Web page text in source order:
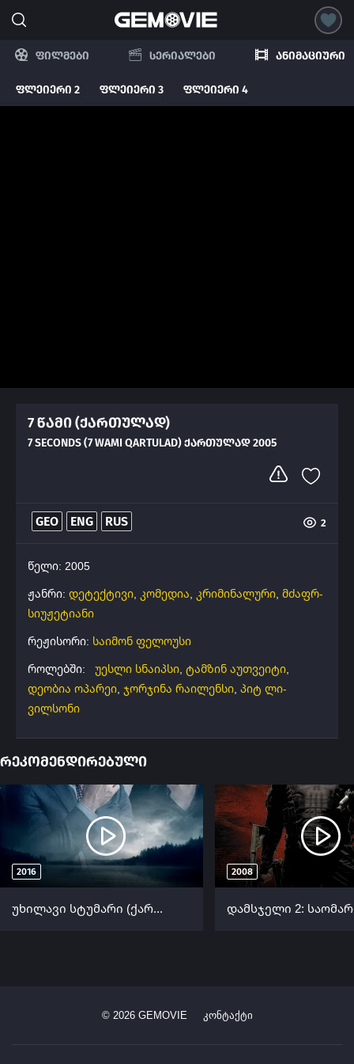
ფილმები სერიალები ანიმაციური
ფლეიერი 2 ფლეიერი 3 ფლეიერი 4
7 წამი (ქართულად)
7 SECONDS (7 WAMI QARTULAD) ᲥᲐᲠᲗᲣᲚᲐᲓ 2005
GEO ENG RUS 2
წელი: 2005
ჟანრი: დეტექტივი, კომედია, კრიმინალური, მძაფრ-
სიუჟეტიანი
რეჟისორი: საიმონ ფელოუსი
როლებში:
უესლი სნაიპსი, ტამზინ აუთვეიტი,
დეობია ოპარეი, ჯორჯინა რაილენსი, პიტ ლი-
ვილსონი
რეკომენდირებული
2016
უხილავი სტუმარი (ქართულად) / The Invisible Guest (Contratiempo) (Uxilavi Stumari Qartulad) ქართულად 2016
2008
© 2026GEMOVIE კონტაქტი